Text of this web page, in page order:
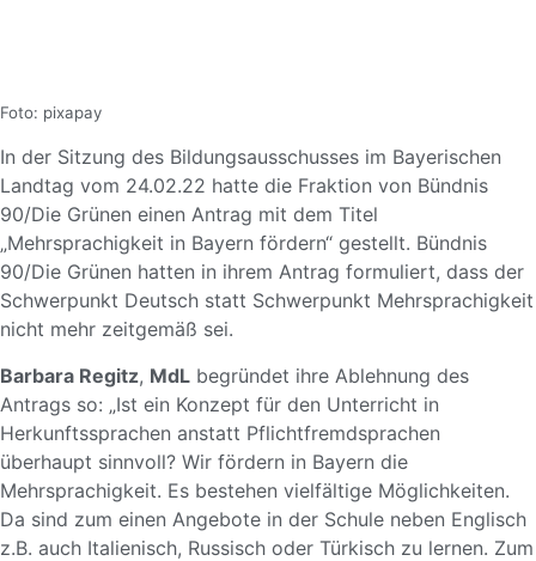
Foto: pixapay
In der Sitzung des Bildungsausschusses im Bayerischen
Landtag vom 24.02.22 hatte die Fraktion von Bündnis
90/Die Grünen einen Antrag mit dem Titel
„Mehrsprachigkeit in Bayern fördern“ gestellt. Bündnis
90/Die Grünen hatten in ihrem Antrag formuliert, dass der
Schwerpunkt Deutsch statt Schwerpunkt Mehrsprachigkeit
nicht mehr zeitgemäß sei.
Barbara Regitz, MdL begründet ihre Ablehnung des
Antrags so: „Ist ein Konzept für den Unterricht in
Herkunftssprachen anstatt Pflichtfremdsprachen
überhaupt sinnvoll? Wir fördern in Bayern die
Mehrsprachigkeit. Es bestehen vielfältige Möglichkeiten.
Da sind zum einen Angebote in der Schule neben Englisch
z.B. auch Italienisch, Russisch oder Türkisch zu lernen. Zum